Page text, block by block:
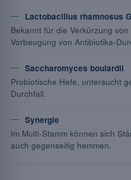
Lactobacillus rhamnosus
Bekannt für die Verkürzung
Vorbeugung von Antibiotika-
Saccharomyces boulardii
Probiotische Hefe, untersucht
Durchfall.
Synergie
Im Multi-Stamm können sich
auch gegenseitig hemmen.